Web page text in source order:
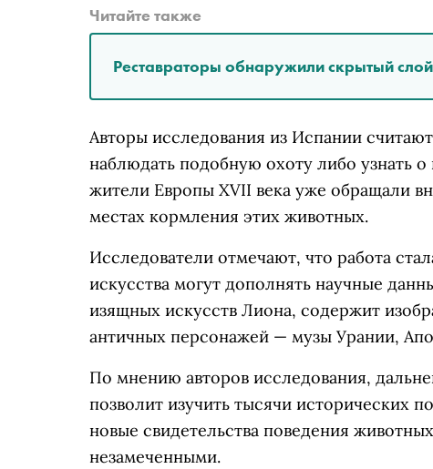
Читайте также
Реставраторы обнаружили скрытый
Авторы исследования из Испании
наблюдать подобную охоту либо узнать
жители Европы XVII века уже обращали
местах кормления этих животных.
Исследователи отмечают, что работа
искусства могут дополнять научные
изящных искусств Лиона, содержит
античных персонажей — музы Урании,
По мнению авторов исследования,
позволит изучить тысячи исторических
новые свидетельства поведения
незамеченными.